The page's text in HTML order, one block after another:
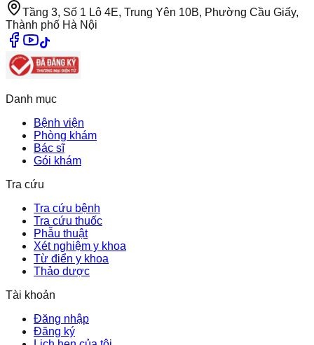
Tầng 3, Số 1 Lô 4E, Trung Yên 10B, Phường Cầu Giấy,
Thành phố Hà Nội
Danh mục
Bệnh viện
Phòng khám
Bác sĩ
Gói khám
Tra cứu
Tra cứu bệnh
Tra cứu thuốc
Phẫu thuật
Xét nghiệm y khoa
Từ điển y khoa
Thảo dược
Tài khoản
Đăng nhập
Đăng ký